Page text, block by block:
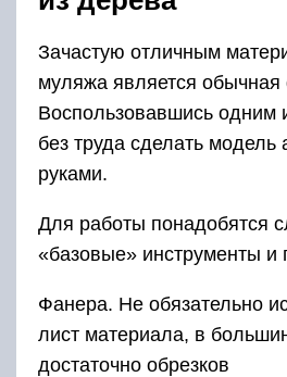
Зачастую отличным
муляжа является
Воспользовавшись одним
без труда сделать модель
руками.
Для работы понадобятся
«базовые» инструменты и
Фанера. Не обязательно
лист материала, в
достаточно обрезков